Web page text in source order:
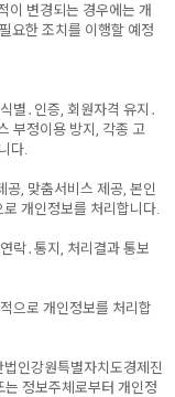
이 변경되는 경우에는 개
요한 조치를 이행할 예정
별․인증, 회원자격 유지․
부정이용 방지, 각종 고
다.
공, 맞춤서비스 제공, 본인
개인정보를 처리합니다.
락․통지, 처리결과 통보
으로 개인정보를 처리합
인강원특별자치도경제진
정보주체로부터 개인정